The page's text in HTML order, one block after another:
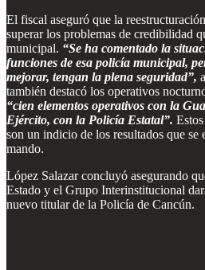
El fiscal aseguró que la
superar los problemas de credibilidad
municipal. “Se ha comentado la
funciones de esa policía municipal,
mejorar, tengan la plena seguridad”,
también destacó los operativos
“cien elementos operativos con la
Ejército, con la Policía Estatal”.
son un indicio de los resultados que se
mando.
López Salazar concluyó asegurando
Estado y el Grupo Interinstitucional
nuevo titular de la Policía de Cancún.